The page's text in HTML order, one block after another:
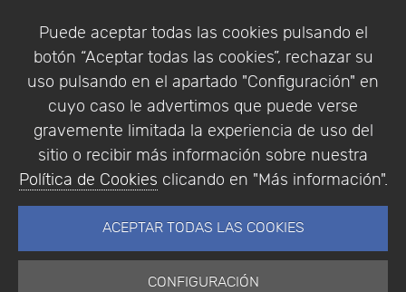
Puede aceptar todas las cookies pulsando el
botón “Aceptar todas las cookies”, rechazar su
uso pulsando en el apartado "Configuración" en
cuyo caso le advertimos que puede verse
gravemente limitada la experiencia de uso del
sitio o recibir más información sobre nuestra
Política de Cookies clicando en "Más información".
ACEPTAR TODAS LAS COOKIES
CONFIGURACIÓN
Empresa|Aviso Legal| Política de Privacidad |
Política de Cookies
© Copyright 1994 - 2026. Addlink Software
Científico, S.L.
Portugal.